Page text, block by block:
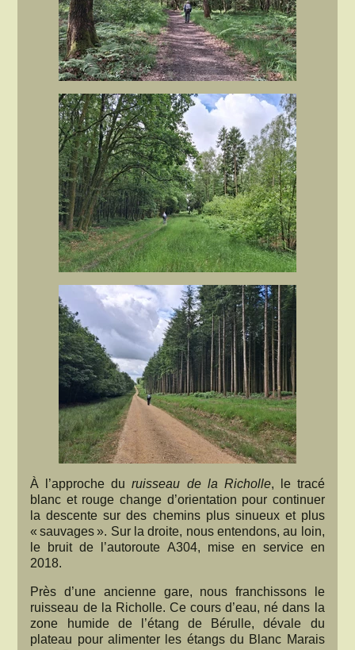
À l’approche duruisseau de la Richolle, le tracé
blanc et rouge change d’orientation pour continuer
la descente sur des chemins plus sinueux et plus
« sauvages ». Sur la droite, nous entendons, au loin,
le bruit de l’autoroute A304, mise en service en
2018.
Près d’une ancienne gare, nous franchissons le
ruisseau de la Richolle. Ce cours d’eau, né dans la
zone humide de l’étang de Bérulle, dévale du
plateau pour alimenter les étangs du Blanc Marais